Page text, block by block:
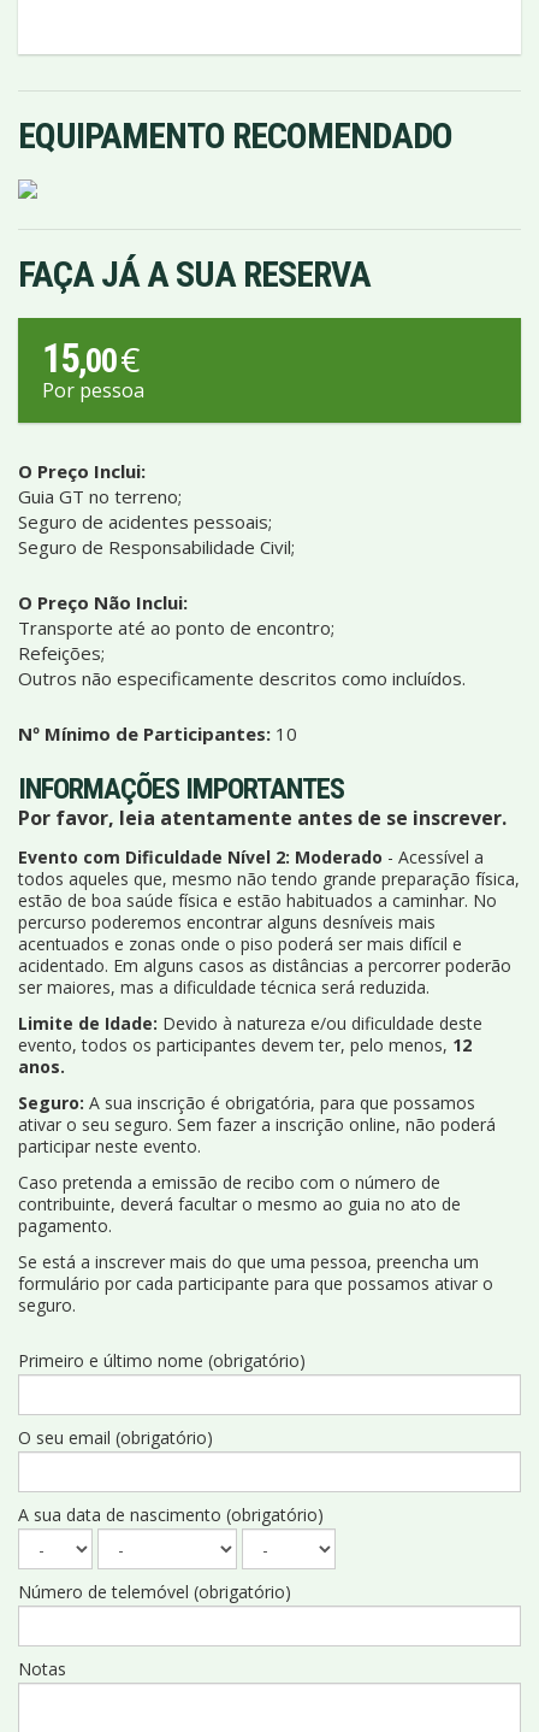
EQUIPAMENTO RECOMENDADO
FAÇA JÁ A SUA RESERVA
15,00€
Por pessoa
O Preço Inclui:
Guia GT no terreno;
Seguro de acidentes pessoais;
Seguro de Responsabilidade Civil;
O Preço Não Inclui:
Transporte até ao ponto de encontro;
Refeições;
Outros não especificamente descritos como incluídos.
Nº Mínimo de Participantes: 10
INFORMAÇÕES IMPORTANTES
Por favor, leia atentamente antes de se inscrever.
Evento com Dificuldade Nível 2: Moderado - Acessível a
todos aqueles que, mesmo não tendo grande preparação física,
estão de boa saúde física e estão habituados a caminhar. No
percurso poderemos encontrar alguns desníveis mais
acentuados e zonas onde o piso poderá ser mais difícil e
acidentado. Em alguns casos as distâncias a percorrer poderão
ser maiores, mas a dificuldade técnica será reduzida.
Limite de Idade: Devido à natureza e/ou dificuldade deste
evento, todos os participantes devem ter, pelo menos, 12
anos.
Seguro: A sua inscrição é obrigatória, para que possamos
ativar o seu seguro. Sem fazer a inscrição online, não poderá
participar neste evento.
Caso pretenda a emissão de recibo com o número de
contribuinte, deverá facultar o mesmo ao guia no ato de
pagamento.
Se está a inscrever mais do que uma pessoa, preencha um
formulário por cada participante para que possamos ativar o
seguro.
Primeiro e último nome (obrigatório)
O seu email (obrigatório)
A sua data de nascimento (obrigatório)
Número de telemóvel (obrigatório)
Notas